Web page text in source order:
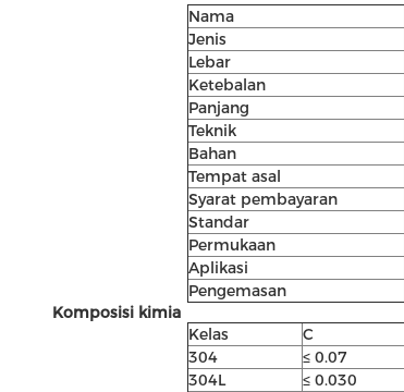
Nama
Jenis
Lebar
Ketebalan
Panjang
Teknik
Bahan
Tempat asal
Syarat pembayaran
Standar
Permukaan
Aplikasi
Pengemasan
Komposisi kimia
Kelas
C
304
≤ 0.07
304L
≤ 0.030